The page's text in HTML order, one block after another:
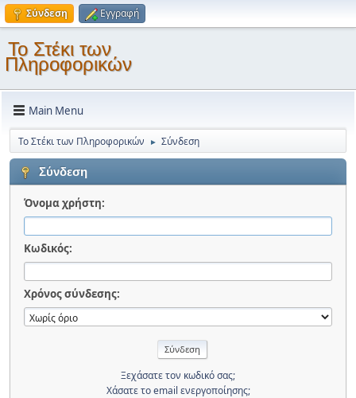
Σύνδεση Εγγραφή
Το Στέκι των
Πληροφορικών
Main Menu
Το Στέκι των Πληροφορικών ► Σύνδεση
Σύνδεση
Όνομα χρήστη:
Κωδικός:
Χρόνος σύνδεσης:
Ξεχάσατε τον κωδικό σας;
Χάσατε το email ενεργοποίησης;